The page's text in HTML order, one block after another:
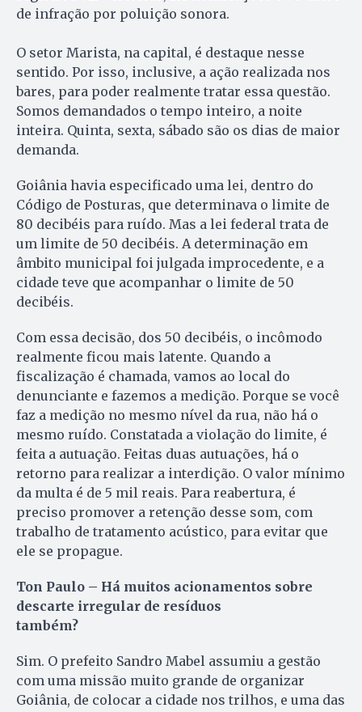
de infração por poluição sonora.
O setor Marista, na capital, é destaque nesse
sentido. Por isso, inclusive, a ação realizada nos
bares, para poder realmente tratar essa questão.
Somos demandados o tempo inteiro, a noite
inteira. Quinta, sexta, sábado são os dias de maior
demanda.
Goiânia havia especificado uma lei, dentro do
Código de Posturas, que determinava o limite de
80 decibéis para ruído. Mas a lei federal trata de
um limite de 50 decibéis. A determinação em
âmbito municipal foi julgada improcedente, e a
cidade teve que acompanhar o limite de 50
decibéis.
Com essa decisão, dos 50 decibéis, o incômodo
realmente ficou mais latente. Quando a
fiscalização é chamada, vamos ao local do
denunciante e fazemos a medição. Porque se você
faz a medição no mesmo nível da rua, não há o
mesmo ruído. Constatada a violação do limite, é
feita a autuação. Feitas duas autuações, há o
retorno para realizar a interdição. O valor mínimo
da multa é de 5 mil reais. Para reabertura, é
preciso promover a retenção desse som, com
trabalho de tratamento acústico, para evitar que
ele se propague.
Ton Paulo – Há muitos acionamentos sobre
descarte irregular de resíduos
também?
Sim. O prefeito Sandro Mabel assumiu a gestão
com uma missão muito grande de organizar
Goiânia, de colocar a cidade nos trilhos, e uma das